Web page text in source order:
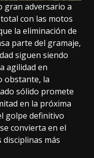
gran adversario a
con las motos
la eliminación de
parte del gramaje,
siguen siendo
agilidad en
obstante, la
sólido promete
en la próxima
golpe definitivo
convierta en el
más